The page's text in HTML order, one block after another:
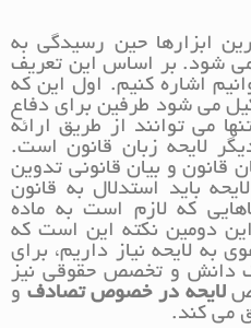
ابزارها حین رسیدگی به
شود. بر اساس این تعریف
اشاره کنیم. اول این که
می شود طرفین برای دفاع
می توانند از طریق ارائه
لایحه زبان قانون است.
قانون و بیان قانونی تدوین
باید استدلال به قانون
که لازم است به ماده
دومین نکته این است که
به لایحه نیاز داریم، برای
دانش و تخصص حقوقی نیز
لایحه در خصوص تصادف و
می کند.